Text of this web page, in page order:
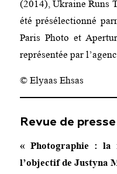
(2014), Ukraine Runs
été présélectionné
Paris Photo et
représentée par
© Elyaas Ehsas
Revue de presse
« Photographie : la
l’objectif de Justyna